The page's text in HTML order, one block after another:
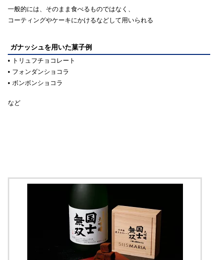
一般的には、そのまま食べるものではなく、
コーティングやケーキにかけるなどして用いられる
ガナッシュを用いた菓子例
• トリュフチョコレート
• フォンダンショコラ
• ボンボンショコラ
など